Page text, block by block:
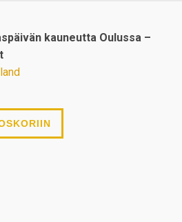
kauneutta Oulussa –